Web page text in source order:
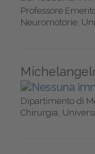
Professore
Neuromotorie,
Dipartimento di
Chirurgia,